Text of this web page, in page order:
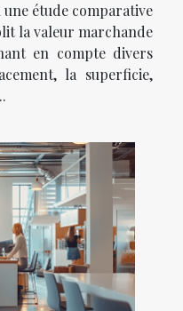
étude comparative
la valeur marchande
en compte divers
la superficie,